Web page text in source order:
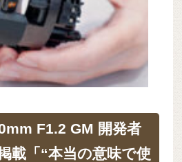
F1.2 GM 開発者
載「“本当の意味で使